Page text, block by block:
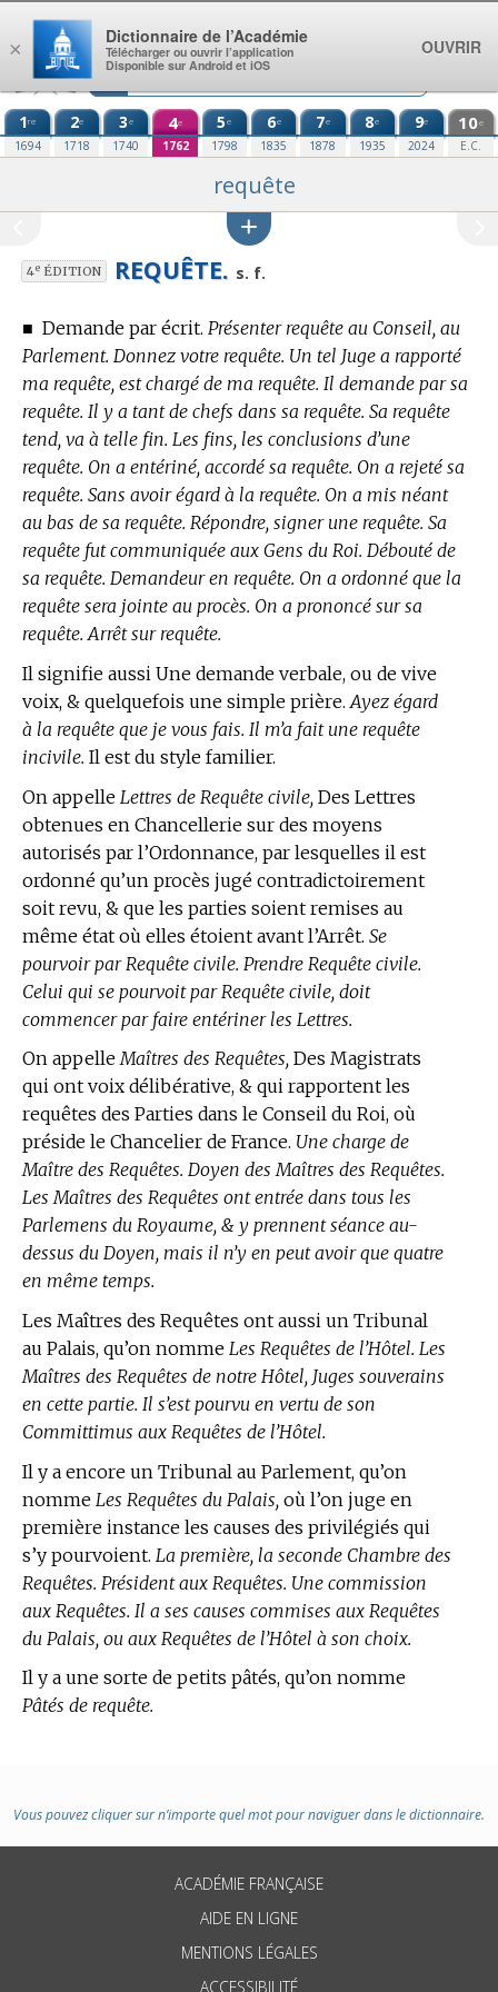
Aller au contenu
1re
1694
2e
1718
3e
1740
4e
1762
5e
1798
6e
1835
7e
1878
8e
1935
9e
2024
10e
E.C.
requête
4eÉDITION REQUÊTE. s. f.
■ Demande par écrit. Présenter requête au Conseil, au
Parlement. Donnez votre requête. Un tel Juge a rapporté
ma requête, est chargé de ma requête. Il demande par sa
requête. Il y a tant de chefs dans sa requête. Sa requête
tend, va à telle fin. Les fins, les conclusions d’une
requête. On a entériné, accordé sa requête. On a rejeté sa
requête. Sans avoir égard à la requête. On a mis néant
au bas de sa requête. Répondre, signer une requête. Sa
requête fut communiquée aux Gens du Roi. Débouté de
sa requête. Demandeur en requête. On a ordonné que la
requête sera jointe au procès. On a prononcé sur sa
requête. Arrêt sur requête.
Il signifie aussi Une demande verbale, ou de vive
voix, & quelquefois une simple prière. Ayez égard
à la requête que je vous fais. Il m’a fait une requête
incivile. Il est du style familier.
On appelle Lettres de Requête civile, Des Lettres
obtenues en Chancellerie sur des moyens
autorisés par l’Ordonnance, par lesquelles il est
ordonné qu’un procès jugé contradictoirement
soit revu, & que les parties soient remises au
même état où elles étoient avant l’Arrêt. Se
pourvoir par Requête civile. Prendre Requête civile.
Celui qui se pourvoit par Requête civile, doit
commencer par faire entériner les Lettres.
On appelleMaîtres des Requêtes, Des Magistrats
qui ont voix délibérative, & qui rapportent les
requêtes des Parties dans le Conseil du Roi, où
préside le Chancelier de France. Une charge de
Maître des Requêtes. Doyen des Maîtres des Requêtes.
Les Maîtres des Requêtes ont entrée dans tous les
Parlemens du Royaume, & y prennent séance au-
dessus du Doyen, mais il n’y en peut avoir que quatre
en même temps.
Les Maîtres des Requêtes ont aussi un Tribunal
au Palais, qu’on nomme Les Requêtes de l’Hôtel. Les
Maîtres des Requêtes de notre Hôtel, Juges souverains
en cette partie. Il s’est pourvu en vertu de son
Committimus aux Requêtes de l’Hôtel.
Il y a encore un Tribunal au Parlement, qu’on
nomme Les Requêtes du Palais, où l’on juge en
première instance les causes des privilégiés qui
s’y pourvoient. La première, la seconde Chambre des
Requêtes. Président aux Requêtes. Une commission
aux Requêtes. Il a ses causes commises aux Requêtes
du Palais, ou aux Requêtes de l’Hôtel à son choix.
Il y a une sorte de petits pâtés, qu’on nomme
Pâtés de requête.
Vous pouvez cliquer sur n’importe quel mot pour naviguer dans le dictionnaire.
ACADÉMIE FRANÇAISE
AIDE EN LIGNE
MENTIONS LÉGALES
ACCESSIBILITÉ
×
Dictionnaire de l’Académie
Télécharger ou ouvrir l’application
Disponible sur Android et iOS
OUVRIR